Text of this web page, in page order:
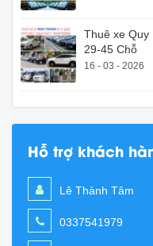
Thuê xe Quy
29-45 Chỗ
16 - 03 - 2026
Hỗ trợ khách
Lê Thành Tâm
0337541979